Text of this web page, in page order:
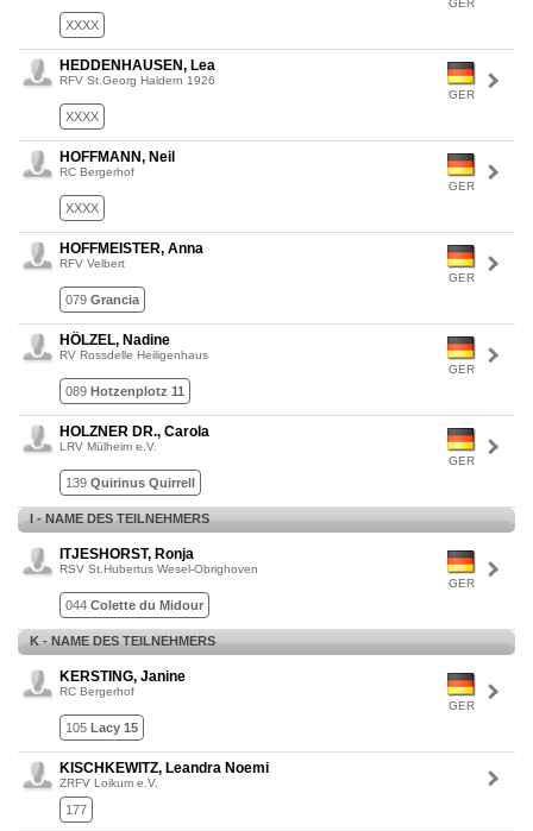
GER
XXXX
GER
HEDDENHAUSEN, Lea
RFV St.Georg Haldern 1926
XXXX
GER
HOFFMANN, Neil
RC Bergerhof
XXXX
GER
HOFFMEISTER, Anna
RFV Velbert
079 Grancia
GER
HÖLZEL, Nadine
RV Rossdelle Heiligenhaus
089 Hotzenplotz 11
GER
HOLZNER DR., Carola
LRV Mülheim e.V.
139 Quirinus Quirrell
I - NAME DES TEILNEHMERS
GER
ITJESHORST, Ronja
RSV St.Hubertus Wesel-Obrighoven
044 Colette du Midour
K - NAME DES TEILNEHMERS
GER
KERSTING, Janine
RC Bergerhof
105 Lacy 15
KISCHKEWITZ, Leandra Noemi
ZRFV Loikum e.V.
177